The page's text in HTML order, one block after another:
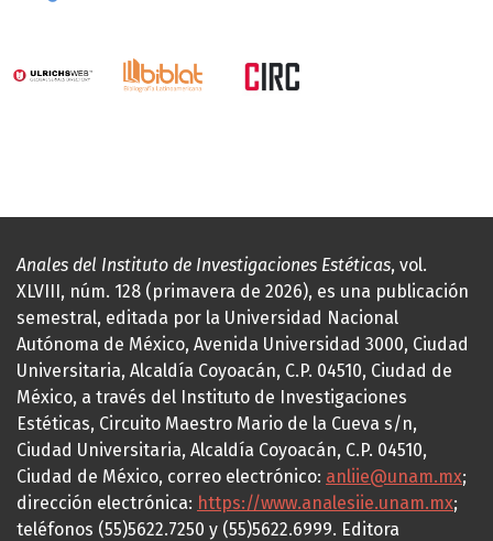
Anales del Instituto de Investigaciones Estéticas, vol.
XLVIII, núm. 128 (primavera de 2026), es una publicación
semestral, editada por la Universidad Nacional
Autónoma de México, Avenida Universidad 3000, Ciudad
Universitaria, Alcaldía Coyoacán, C.P. 04510, Ciudad de
México, a través del Instituto de Investigaciones
Estéticas, Circuito Maestro Mario de la Cueva s/n,
Ciudad Universitaria, Alcaldía Coyoacán, C.P. 04510,
Ciudad de México, correo electrónico: anliie@unam.mx;
dirección electrónica: https://www.analesiie.unam.mx;
teléfonos (55)5622.7250 y (55)5622.6999. Editora